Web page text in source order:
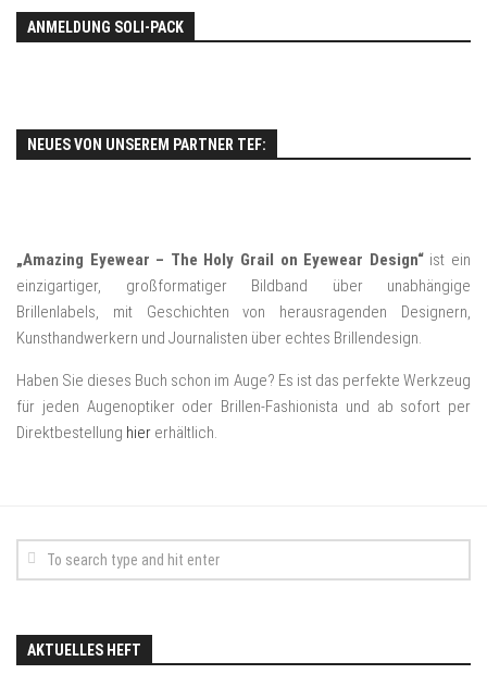
ANMELDUNG SOLI-PACK
NEUES VON UNSEREM PARTNER TEF:
„Amazing Eyewear – The Holy Grail on Eyewear Design“ist ein
einzigartiger, großformatiger Bildband über unabhängige
Brillenlabels, mit Geschichten von herausragenden Designern,
Kunsthandwerkern und Journalisten über echtes Brillendesign.
Haben Sie dieses Buch schon im Auge? Es ist das perfekte Werkzeug
für jeden Augenoptiker oder Brillen-Fashionista und ab sofort per
Direktbestellung hier erhältlich.
AKTUELLES HEFT